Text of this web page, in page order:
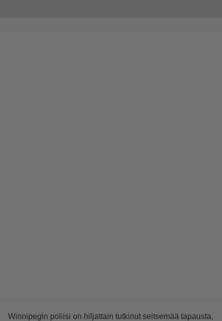
Winnipegin poliisi on hiljattain tutkinut seitsemää tapausta,